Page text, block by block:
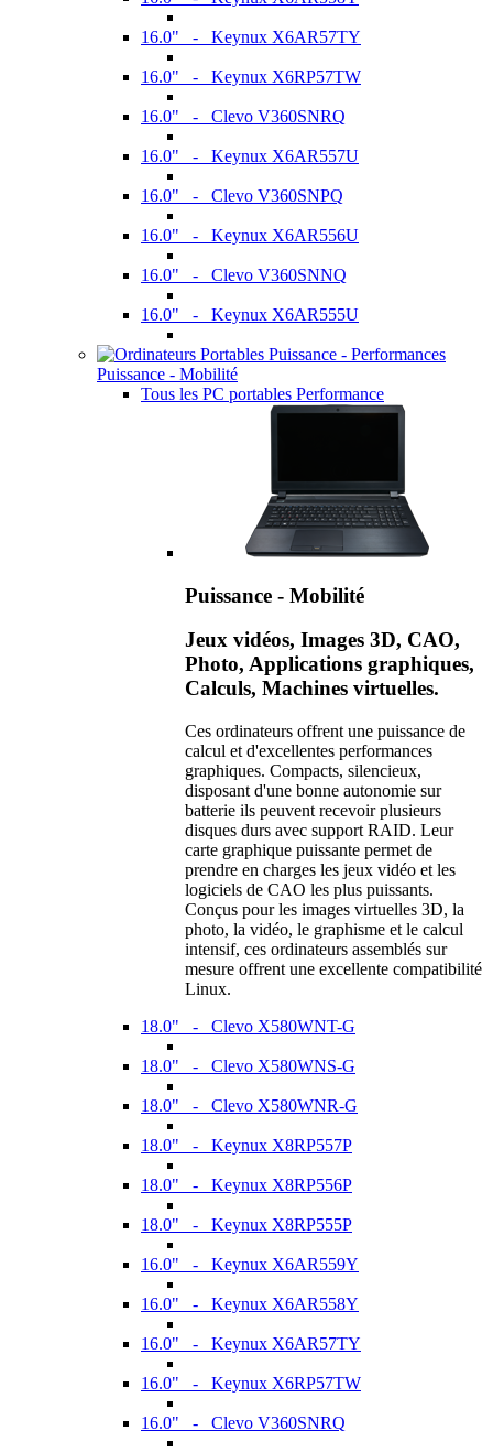
16.0" - Keynux X6AR57TY
16.0" - Keynux X6RP57TW
16.0" - Clevo V360SNRQ
16.0" - Keynux X6AR557U
16.0" - Clevo V360SNPQ
16.0" - Keynux X6AR556U
16.0" - Clevo V360SNNQ
16.0" - Keynux X6AR555U
Puissance - Mobilité
Tous les PC portables Performance
Puissance - Mobilité
Jeux vidéos, Images 3D, CAO,
Photo, Applications graphiques,
Calculs, Machines virtuelles.
Ces ordinateurs offrent une puissance de
calcul et d'excellentes performances
graphiques. Compacts, silencieux,
disposant d'une bonne autonomie sur
batterie ils peuvent recevoir plusieurs
disques durs avec support RAID. Leur
carte graphique puissante permet de
prendre en charges les jeux vidéo et les
logiciels de CAO les plus puissants.
Conçus pour les images virtuelles 3D, la
photo, la vidéo, le graphisme et le calcul
intensif, ces ordinateurs assemblés sur
mesure offrent une excellente compatibilité
Linux.
18.0" - Clevo X580WNT-G
18.0" - Clevo X580WNS-G
18.0" - Clevo X580WNR-G
18.0" - Keynux X8RP557P
18.0" - Keynux X8RP556P
18.0" - Keynux X8RP555P
16.0" - Keynux X6AR559Y
16.0" - Keynux X6AR558Y
16.0" - Keynux X6AR57TY
16.0" - Keynux X6RP57TW
16.0" - Clevo V360SNRQ